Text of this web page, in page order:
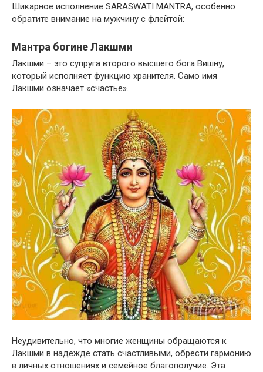
Шикарное исполнение SARASWATI MANTRA, особенно
обратите внимание на мужчину с флейтой:
Мантра богине Лакшми
Лакшми – это супруга второго высшего бога Вишну,
который исполняет функцию хранителя. Само имя
Лакшми означает «счастье».
Неудивительно, что многие женщины обращаются к
Лакшми в надежде стать счастливыми, обрести гармонию
в личных отношениях и семейное благополучие. Эта